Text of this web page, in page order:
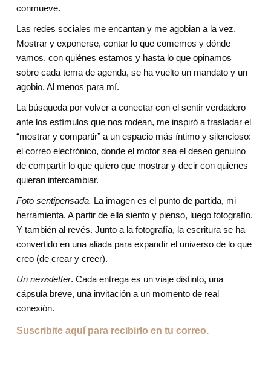
conmueve.
Las redes sociales me encantan y me agobian a la vez.
Mostrar y exponerse, contar lo que comemos y dónde
vamos, con quiénes estamos y hasta lo que opinamos
sobre cada tema de agenda, se ha vuelto un mandato y un
agobio. Al menos para mí.
La búsqueda por volver a conectar con el sentir verdadero
ante los estímulos que nos rodean, me inspiró a trasladar el
“mostrar y compartir” a un espacio más íntimo y silencioso:
el correo electrónico, donde el motor sea el deseo genuino
de compartir lo que quiero que mostrar y decir con quienes
quieran intercambiar.
Foto sentipensada. La imagen es el punto de partida, mi
herramienta. A partir de ella siento y pienso, luego fotografío.
Y también al revés. Junto a la fotografía, la escritura se ha
convertido en una aliada para expandir el universo de lo que
creo (de crear y creer).
Un newsletter. Cada entrega es un viaje distinto, una
cápsula breve, una invitación a un momento de real
conexión.
Suscribite aquí para recibirlo en tu correo.